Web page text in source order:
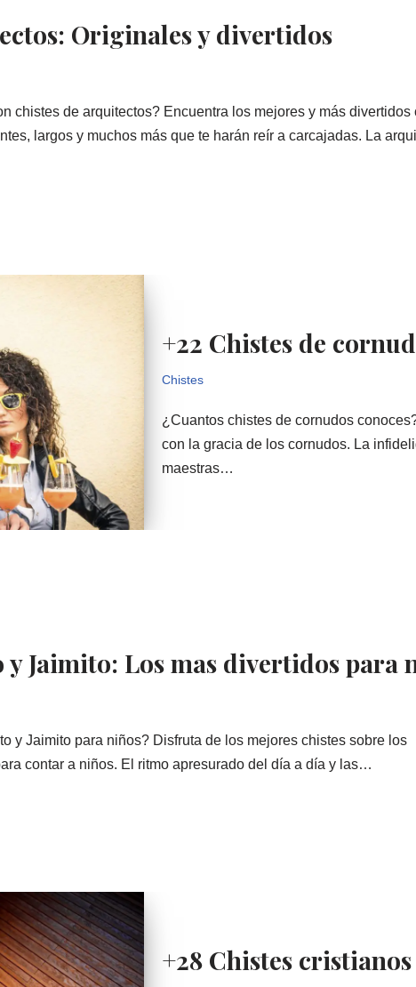
Originales y divertidos
chistes de arquitectos? Encuentra los mejores y más divertidos
largos y muchos más que te harán reír a carcajadas. La
+22 Chistes de
Chistes
¿Cuantos chistes de cornudos
con la gracia de los cornudos. La
maestras…
y Jaimito: Los mas divertidos para
y Jaimito para niños? Disfruta de los mejores chistes sobre los
contar a niños. El ritmo apresurado del día a día y las…
+28 Chistes